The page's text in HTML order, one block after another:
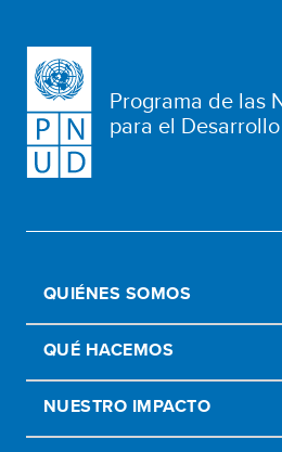
Programa de las
para el Desarrollo
QUIÉNES SOMOS
QUÉ HACEMOS
NUESTRO IMPACTO